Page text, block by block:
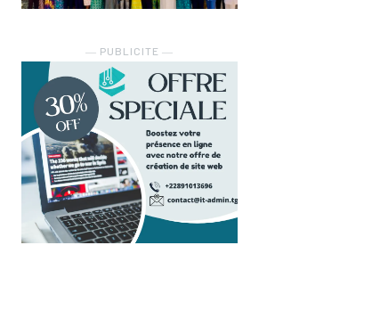
― PUBLICITE ―